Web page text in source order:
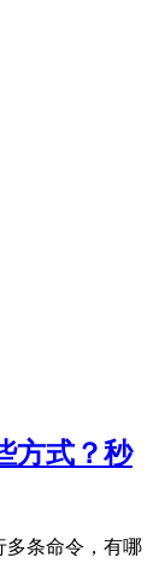
方式？秒
多条命令，有哪